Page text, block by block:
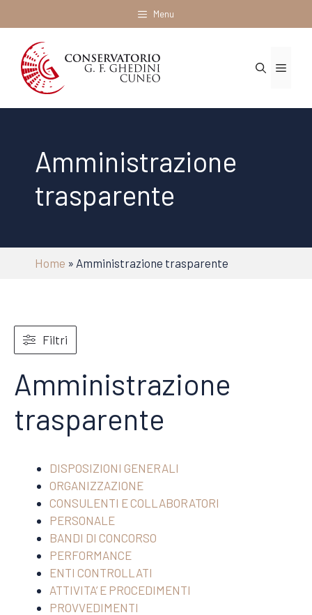
al
contenuto
Menu
Menu
Amministrazione
trasparente
Home » Amministrazione trasparente
Filtri
Amministrazione
trasparente
DISPOSIZIONI GENERALI
ORGANIZZAZIONE
CONSULENTI E COLLABORATORI
PERSONALE
BANDI DI CONCORSO
PERFORMANCE
ENTI CONTROLLATI
ATTIVITA’ E PROCEDIMENTI
PROVVEDIMENTI